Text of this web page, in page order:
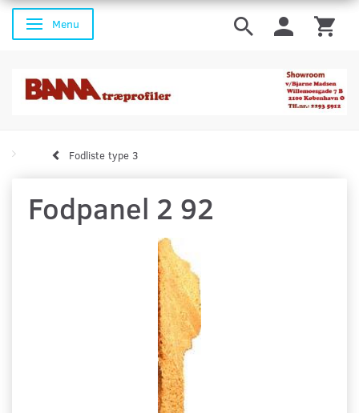
Skifte navigation
Menu
Fodliste type 3
Fodpanel 2 92